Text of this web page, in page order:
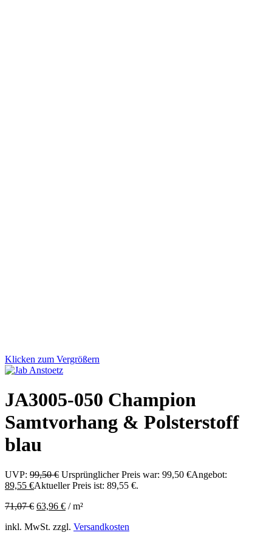
Klicken zum Vergrößern
JA3005-050 Champion
Samtvorhang & Polsterstoff
blau
UVP: 99,50€ Ursprünglicher Preis war: 99,50 €Angebot:
89,55 €Aktueller Preis ist: 89,55 €.
71,07€ 63,96 € /m²
inkl. MwSt. zzgl. Versandkosten